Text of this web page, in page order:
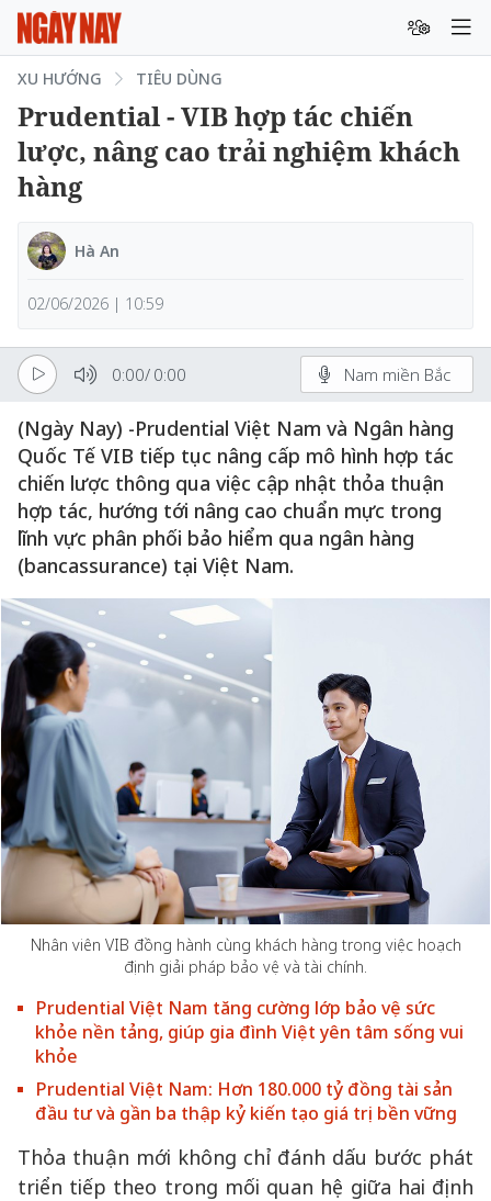
XU HƯỚNG TIÊU DÙNG
Prudential - VIB hợp tác chiến
lược, nâng cao trải nghiệm khách
hàng
Hà An
02/06/2026 | 10:59
0:00/ 0:00 Nam miền Bắc
(Ngày Nay) -Prudential Việt Nam và Ngân hàng
Quốc Tế VIB tiếp tục nâng cấp mô hình hợp tác
chiến lược thông qua việc cập nhật thỏa thuận
hợp tác, hướng tới nâng cao chuẩn mực trong
lĩnh vực phân phối bảo hiểm qua ngân hàng
(bancassurance) tại Việt Nam.
Nhân viên VIB đồng hành cùng khách hàng trong việc hoạch
định giải pháp bảo vệ và tài chính.
Prudential Việt Nam tăng cường lớp bảo vệ sức
khỏe nền tảng, giúp gia đình Việt yên tâm sống vui
khỏe
Prudential Việt Nam: Hơn 180.000 tỷ đồng tài sản
đầu tư và gần ba thập kỷ kiến tạo giá trị bền vững
Thỏa thuận mới không chỉ đánh dấu bước phát
triển tiếp theo trong mối quan hệ giữa hai định